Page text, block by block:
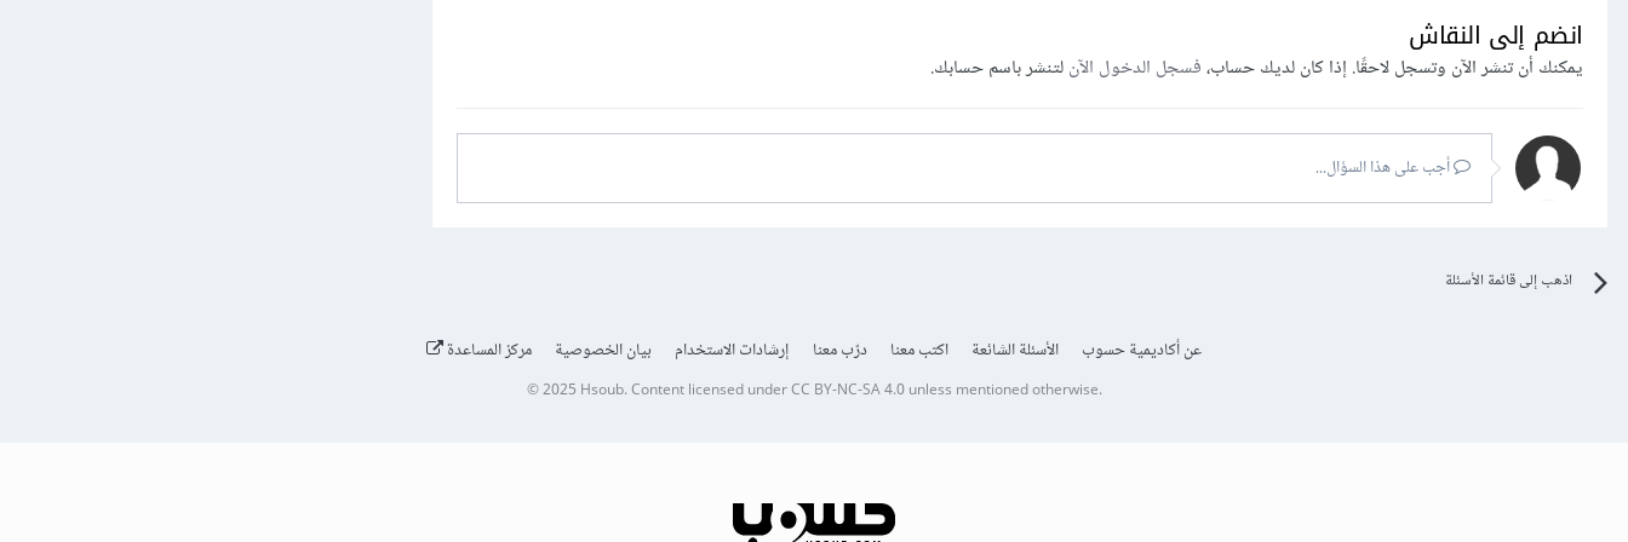
انضم إلى النقاش
يمكنك أن تنشر الآن وتسجل لاحقًا. إذا كان لديك حساب،فسجل الدخول الآنلتنشر باسم حسابك.
أجب على هذا السؤال...
اذهب إلى قائمة الأسئلة
عن أكاديمية حسوب الأسئلة الشائعة اكتب معنا درّب معنا إرشادات الاستخدام بيان الخصوصية مركز المساعدة
© 2025 Hsoub.Content licensed underCC BY-NC-SA 4.0unless mentioned otherwise.